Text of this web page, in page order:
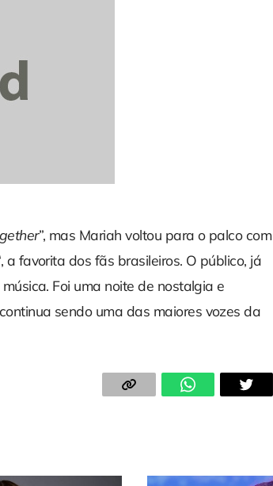
”, mas Mariah voltou para o palco com
a favorita dos fãs brasileiros. O público, já
Foi uma noite de nostalgia e
sendo uma das maiores vozes da